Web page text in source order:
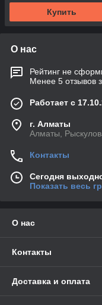
Купить
О нас
Рейтинг не
Менее 5 отзывов
Работает с
г. Алматы
Алматы,
Контакты
Сегодня
Показать весь
О нас
Контакты
Доставка и оплата